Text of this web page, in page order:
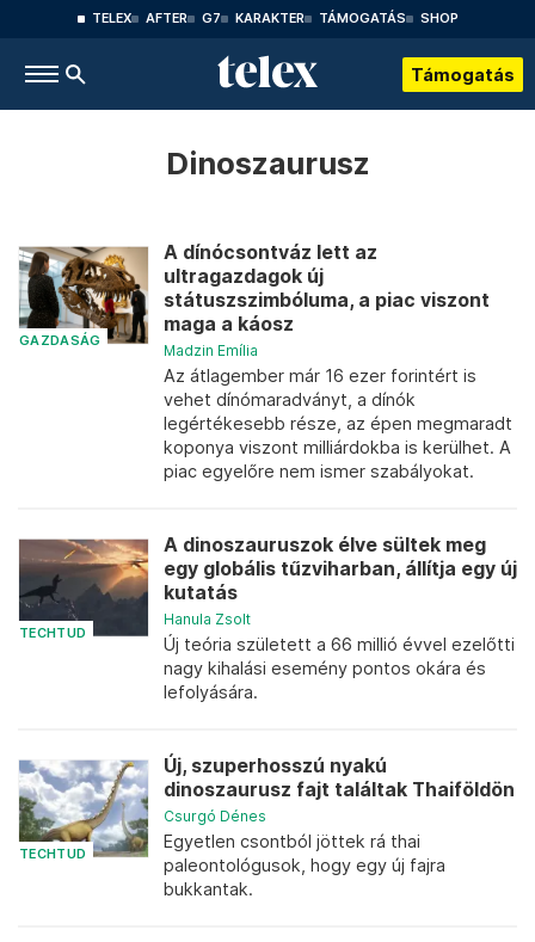
TELEX AFTER G7 KARAKTER TÁMOGATÁS SHOP
Támogatás
Dinoszaurusz
GAZDASÁG
A dínócsontváz lett az
ultragazdagok új
státuszszimbóluma, a piac viszont
maga a káosz
Madzin Emília
Az átlagember már 16 ezer forintért is
vehet dínómaradványt, a dínók
legértékesebb része, az épen megmaradt
koponya viszont milliárdokba is kerülhet. A
piac egyelőre nem ismer szabályokat.
TECHTUD
A dinoszauruszok élve sültek meg
egy globális tűzviharban, állítja egy új
kutatás
Hanula Zsolt
Új teória született a 66 millió évvel ezelőtti
nagy kihalási esemény pontos okára és
lefolyására.
TECHTUD
Új, szuperhosszú nyakú
dinoszaurusz fajt találtak Thaiföldön
Csurgó Dénes
Egyetlen csontból jöttek rá thai
paleontológusok, hogy egy új fajra
bukkantak.